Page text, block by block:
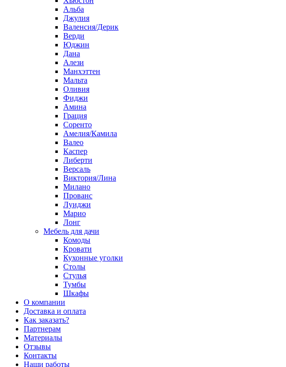
Альба
Джулия
Валенсия/Дерик
Верди
Юджин
Дана
Алези
Манхэттен
Мальта
Оливия
Фиджи
Амина
Грация
Соренто
Амелия/Камила
Валео
Каспер
Либерти
Версаль
Виктория/Лина
Милано
Прованс
Луиджи
Марио
Лонг
Мебель для дачи
Комоды
Кровати
Кухонные уголки
Столы
Стулья
Тумбы
Шкафы
О компании
Доставка и оплата
Как заказать?
Партнерам
Материалы
Отзывы
Контакты
Наши работы